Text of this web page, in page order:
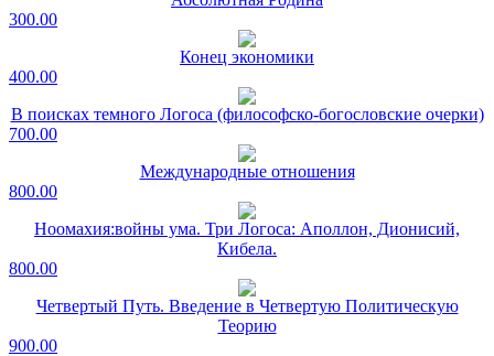
300.00
Конец экономики
400.00
В поисках темного Логоса (философско-богословские очерки)
700.00
Международные отношения
800.00
Ноомахия:войны ума. Три Логоса: Аполлон, Дионисий,
Кибела.
800.00
Четвертый Путь. Введение в Четвертую Политическую
Теорию
900.00